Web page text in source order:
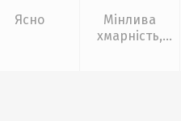
Ясно
Мінлива
хмарність,